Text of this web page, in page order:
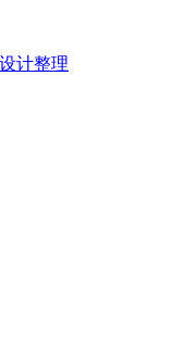
计整理